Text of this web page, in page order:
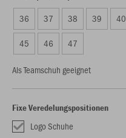
36 37 38 39 40
45 46 47
Als Teamschuh geeignet
Fixe Veredelungspositionen
Logo Schuhe